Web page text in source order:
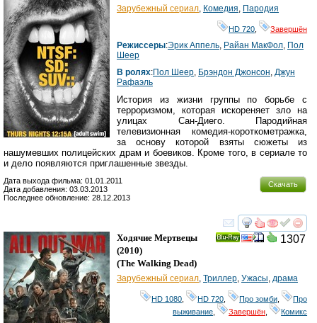
Зарубежный сериал, Комедия, Пародия
HD 720 Завершён
Режиссеры:Эрик Аппель, Райан МакФол, Пол
Шеер
В ролях:Пол Шеер, Брэндон Джонсон, Джун
Рафаэль
История из жизни группы по борьбе с
терроризмом, которая искореняет зло на
улицах Сан-Диего. Пародийная
телевизионная комедия-короткометражка,
за основу которой взяты сюжеты из
нашумевших полицейских драм и боевиков. Кроме того, в сериале то
и дело появляются приглашенные звезды.
Скачать
Дата выхода фильма: 01.01.2011
Дата добавления: 03.03.2013
Последнее обновление: 28.12.2013
смотреть
1307
Ходячие Мертвецы
(2010)
(The Walking Dead)
Зарубежный сериал, Триллер, Ужасы, драма
HD 1080 HD 720 Про зомби
Про
выживание
Завершён Комикс